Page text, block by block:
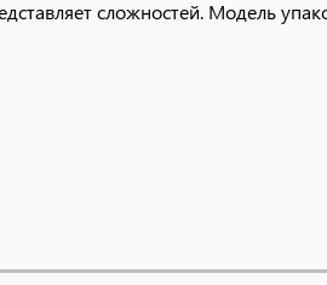
сложностей. Модель